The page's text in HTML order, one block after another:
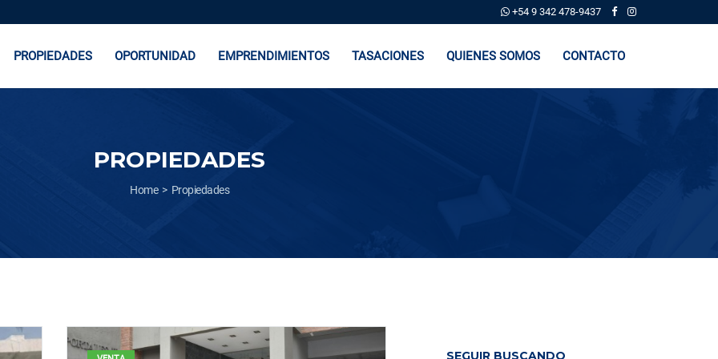
+54 9 342 478-9437
PROPIEDADES OPORTUNIDAD EMPRENDIMIENTOS TASACIONES QUIENES SOMOS CONTACTO
PROPIEDADES
Home Propiedades
SEGUIR BUSCANDO